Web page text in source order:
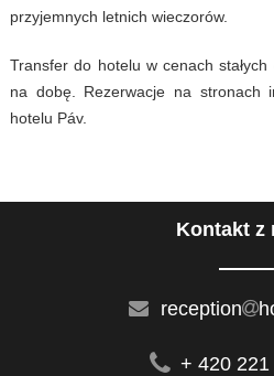
przyjemnych letnich wieczorów.
Transfer do hotelu w cenach
na dobę. Rezerwacje na stronach
hotelu Páv.
Kontakt z
reception
+ 420 221